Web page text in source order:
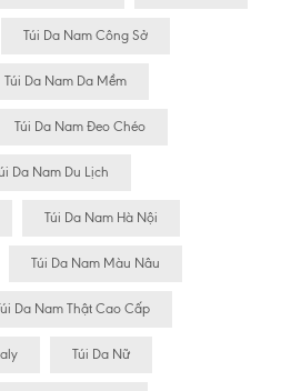
Túi Da Nam Công Sở
Túi Da Nam Da Mềm
Túi Da Nam Đeo Chéo
Da Nam Du Lịch
Túi Da Nam Hà Nội
Túi Da Nam Màu Nâu
Da Nam Thật Cao Cấp
Túi Da Nữ